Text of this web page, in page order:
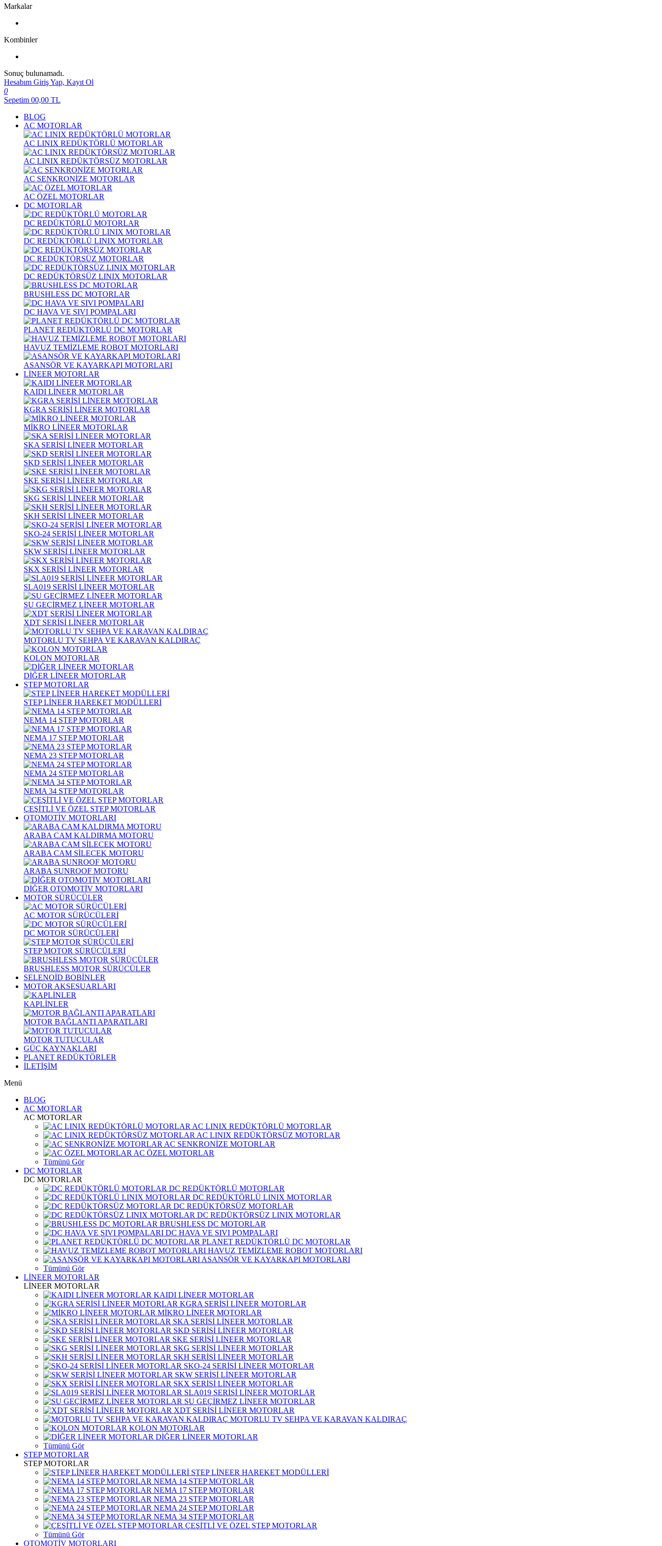
Markalar
Kombinler
Sonuç bulunamadı.
Hesabım Giriş Yap, Kayıt Ol
0
Sepetim 00,00 TL
BLOG
AC MOTORLAR
AC LINIX REDÜKTÖRLÜ MOTORLAR
AC LINIX REDÜKTÖRSÜZ MOTORLAR
AC SENKRONİZE MOTORLAR
AC ÖZEL MOTORLAR
DC MOTORLAR
DC REDÜKTÖRLÜ MOTORLAR
DC REDÜKTÖRLÜ LINIX MOTORLAR
DC REDÜKTÖRSÜZ MOTORLAR
DC REDÜKTÖRSÜZ LINIX MOTORLAR
BRUSHLESS DC MOTORLAR
DC HAVA VE SIVI POMPALARI
PLANET REDÜKTÖRLÜ DC MOTORLAR
HAVUZ TEMİZLEME ROBOT MOTORLARI
ASANSÖR VE KAYARKAPI MOTORLARI
LİNEER MOTORLAR
KAIDI LİNEER MOTORLAR
KGRA SERİSİ LİNEER MOTORLAR
MİKRO LİNEER MOTORLAR
SKA SERİSİ LİNEER MOTORLAR
SKD SERİSİ LİNEER MOTORLAR
SKE SERİSİ LİNEER MOTORLAR
SKG SERİSİ LİNEER MOTORLAR
SKH SERİSİ LİNEER MOTORLAR
SKO-24 SERİSİ LİNEER MOTORLAR
SKW SERİSİ LİNEER MOTORLAR
SKX SERİSİ LİNEER MOTORLAR
SLA019 SERİSİ LİNEER MOTORLAR
SU GEÇİRMEZ LİNEER MOTORLAR
XDT SERİSİ LİNEER MOTORLAR
MOTORLU TV SEHPA VE KARAVAN KALDIRAÇ
KOLON MOTORLAR
DİĞER LİNEER MOTORLAR
STEP MOTORLAR
STEP LİNEER HAREKET MODÜLLERİ
NEMA 14 STEP MOTORLAR
NEMA 17 STEP MOTORLAR
NEMA 23 STEP MOTORLAR
NEMA 24 STEP MOTORLAR
NEMA 34 STEP MOTORLAR
ÇEŞİTLİ VE ÖZEL STEP MOTORLAR
OTOMOTİV MOTORLARI
ARABA CAM KALDIRMA MOTORU
ARABA CAM SİLECEK MOTORU
ARABA SUNROOF MOTORU
DİĞER OTOMOTİV MOTORLARI
MOTOR SÜRÜCÜLER
AC MOTOR SÜRÜCÜLERİ
DC MOTOR SÜRÜCÜLERİ
STEP MOTOR SÜRÜCÜLERİ
BRUSHLESS MOTOR SÜRÜCÜLER
SELENOİD BOBİNLER
MOTOR AKSESUARLARI
KAPLİNLER
MOTOR BAĞLANTI APARATLARI
MOTOR TUTUCULAR
GÜÇ KAYNAKLARI
PLANET REDÜKTÖRLER
İLETİŞİM
Menü
BLOG
AC MOTORLAR
AC MOTORLAR
AC LINIX REDÜKTÖRLÜ MOTORLAR
AC LINIX REDÜKTÖRSÜZ MOTORLAR
AC SENKRONİZE MOTORLAR
AC ÖZEL MOTORLAR
Tümünü Gör
DC MOTORLAR
DC MOTORLAR
DC REDÜKTÖRLÜ MOTORLAR
DC REDÜKTÖRLÜ LINIX MOTORLAR
DC REDÜKTÖRSÜZ MOTORLAR
DC REDÜKTÖRSÜZ LINIX MOTORLAR
BRUSHLESS DC MOTORLAR
DC HAVA VE SIVI POMPALARI
PLANET REDÜKTÖRLÜ DC MOTORLAR
HAVUZ TEMİZLEME ROBOT MOTORLARI
ASANSÖR VE KAYARKAPI MOTORLARI
Tümünü Gör
LİNEER MOTORLAR
LİNEER MOTORLAR
KAIDI LİNEER MOTORLAR
KGRA SERİSİ LİNEER MOTORLAR
MİKRO LİNEER MOTORLAR
SKA SERİSİ LİNEER MOTORLAR
SKD SERİSİ LİNEER MOTORLAR
SKE SERİSİ LİNEER MOTORLAR
SKG SERİSİ LİNEER MOTORLAR
SKH SERİSİ LİNEER MOTORLAR
SKO-24 SERİSİ LİNEER MOTORLAR
SKW SERİSİ LİNEER MOTORLAR
SKX SERİSİ LİNEER MOTORLAR
SLA019 SERİSİ LİNEER MOTORLAR
SU GEÇİRMEZ LİNEER MOTORLAR
XDT SERİSİ LİNEER MOTORLAR
MOTORLU TV SEHPA VE KARAVAN KALDIRAÇ
KOLON MOTORLAR
DİĞER LİNEER MOTORLAR
Tümünü Gör
STEP MOTORLAR
STEP MOTORLAR
STEP LİNEER HAREKET MODÜLLERİ
NEMA 14 STEP MOTORLAR
NEMA 17 STEP MOTORLAR
NEMA 23 STEP MOTORLAR
NEMA 24 STEP MOTORLAR
NEMA 34 STEP MOTORLAR
ÇEŞİTLİ VE ÖZEL STEP MOTORLAR
Tümünü Gör
OTOMOTİV MOTORLARI